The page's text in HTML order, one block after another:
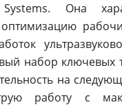
Она
набор ключевых
на
работу с